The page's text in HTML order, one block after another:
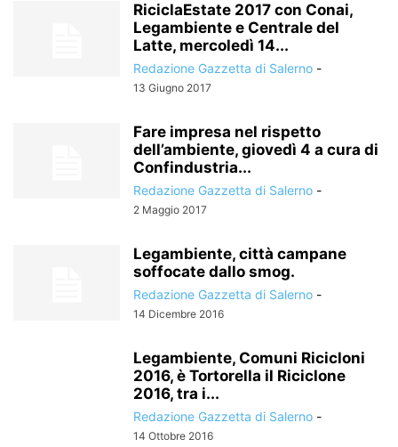
RiciclaEstate 2017 con Conai,
Legambiente e Centrale del
Latte, mercoledì 14...
Redazione Gazzetta di Salerno -
13 Giugno 2017
Fare impresa nel rispetto
dell’ambiente, giovedì 4 a cura di
Confindustria...
Redazione Gazzetta di Salerno -
2 Maggio 2017
Legambiente, città campane
soffocate dallo smog.
Redazione Gazzetta di Salerno -
14 Dicembre 2016
Legambiente, Comuni Ricicloni
2016, è Tortorella il Riciclone
2016, tra i...
Redazione Gazzetta di Salerno -
14 Ottobre 2016